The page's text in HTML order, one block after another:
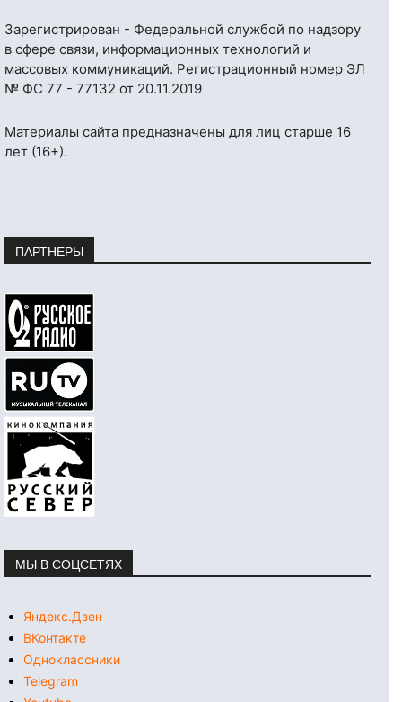
Зарегистрирован - Федеральной службой по надзору
в сфере связи, информационных технологий и
массовых коммуникаций. Регистрационный номер ЭЛ
№ ФС 77 - 77132 от 20.11.2019
Материалы сайта предназначены для лиц старше 16
лет (16+).
ПАРТНЕРЫ
МЫ В СОЦСЕТЯХ
Яндекс.Дзен
ВКонтакте
Одноклассники
Telegram